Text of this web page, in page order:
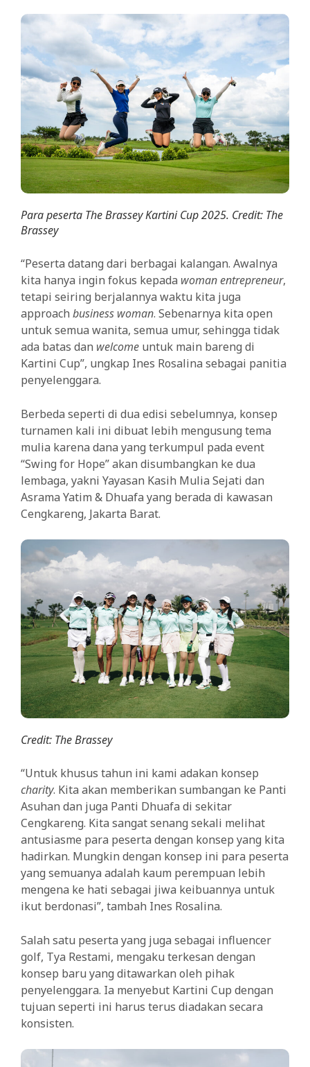
Para peserta The Brassey Kartini Cup 2025. Credit: The
Brassey
“Peserta datang dari berbagai kalangan. Awalnya
kita hanya ingin fokus kepada woman entrepreneur,
tetapi seiring berjalannya waktu kita juga
approach business woman. Sebenarnya kita open
untuk semua wanita, semua umur, sehingga tidak
ada batas dan welcome untuk main bareng di
Kartini Cup”, ungkap Ines Rosalina sebagai panitia
penyelenggara.
Berbeda seperti di dua edisi sebelumnya, konsep
turnamen kali ini dibuat lebih mengusung tema
mulia karena dana yang terkumpul pada event
“Swing for Hope” akan disumbangkan ke dua
lembaga, yakni Yayasan Kasih Mulia Sejati dan
Asrama Yatim & Dhuafa yang berada di kawasan
Cengkareng, Jakarta Barat.
Credit: The Brassey
“Untuk khusus tahun ini kami adakan konsep
charity. Kita akan memberikan sumbangan ke Panti
Asuhan dan juga Panti Dhuafa di sekitar
Cengkareng. Kita sangat senang sekali melihat
antusiasme para peserta dengan konsep yang kita
hadirkan. Mungkin dengan konsep ini para peserta
yang semuanya adalah kaum perempuan lebih
mengena ke hati sebagai jiwa keibuannya untuk
ikut berdonasi”, tambah Ines Rosalina.
Salah satu peserta yang juga sebagai influencer
golf, Tya Restami, mengaku terkesan dengan
konsep baru yang ditawarkan oleh pihak
penyelenggara. Ia menyebut Kartini Cup dengan
tujuan seperti ini harus terus diadakan secara
konsisten.